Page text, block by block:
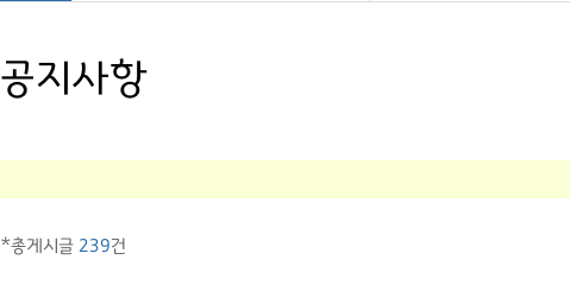
공지사항
*총게시글 239건